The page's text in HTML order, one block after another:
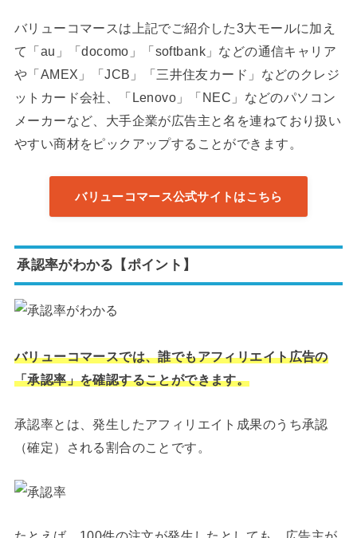
バリューコマースは上記でご紹介した3大モールに加え
て「au」「docomo」「softbank」などの通信キャリア
や「AMEX」「JCB」「三井住友カード」などのクレジ
ットカード会社、「Lenovo」「NEC」などのパソコン
メーカーなど、大手企業が広告主と名を連ねており扱い
やすい商材をピックアップすることができます。
バリューコマース公式サイトはこちら
承認率がわかる【ポイント】
バリューコマースでは、誰でもアフィリエイト広告の
「承認率」を確認することができます。
承認率とは、発生したアフィリエイト成果のうち承認
（確定）される割合のことです。